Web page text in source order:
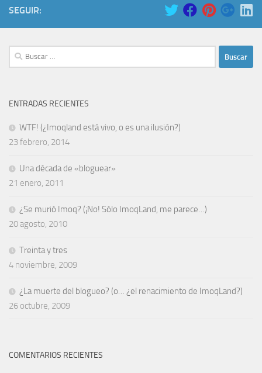
SEGUIR:
Buscar:
ENTRADAS RECIENTES
WTF! (¿Imoqland está vivo, o es una ilusión?)
23 febrero, 2014
Una década de «bloguear»
21 enero, 2011
¿Se murió Imoq? (¡No! Sólo ImoqLand, me parece…)
20 agosto, 2010
Treinta y tres
4 noviembre, 2009
¿La muerte del blogueo? (o… ¿el renacimiento de ImoqLand?)
26 octubre, 2009
COMENTARIOS RECIENTES